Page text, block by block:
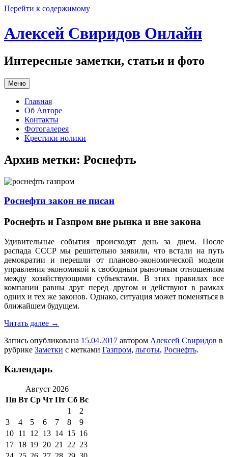
Перейти к содержимому
Алексей Свиридов Онлайн
Интересные заметки, статьи и фото
Меню
Главная
Об Авторе
Контакты
Фотогалерея
Крестики нолики
Архив метки: Роснефть
Роснефти закон не писан
Роснефть и Газпром вне рынка и вне закона
Удивительные события происходят день за днем. После
распада СССР мы решительно заявили, что встали на путь
демократии и перешли от планово-экономической модели
управления экономикой к свободным рыночным отношениям
между хозяйствующими субъектами. В этих правилах все
компании равны друг перед другом и действуют в рамках
одних и тех же законов. Однако, ситуация может поменяться в
ближайшем будущем.
Читать далее →
Запись опубликована 15.04.2017 автором Алексей Свиридов в
рубрике Заметки с метками Газпром, льготы, Роснефть.
Календарь
Август 2026
Пн Вт Ср Чт Пт Сб Вс
1
2
3
4 5 6 7 8
9
10 11 12 13 14 15 16
17 18 19 20 21 22 23